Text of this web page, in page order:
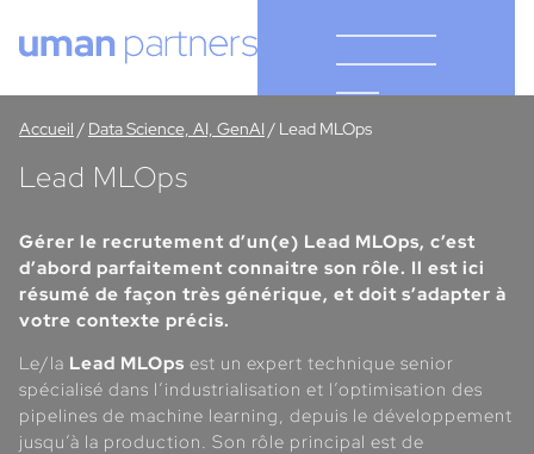
Accueil / Data Science, AI, GenAI / Lead MLOps
Lead MLOps
Gérer le recrutement d’un(e) Lead MLOps, c’est
d’abord parfaitement connaitre son rôle. Il est ici
résumé de façon très générique, et doit s’adapter à
votre contexte précis.
Le/la Lead MLOps est un expert technique senior
spécialisé dans l’industrialisation et l’optimisation des
pipelines de machine learning, depuis le développement
jusqu’à la production. Son rôle principal est de